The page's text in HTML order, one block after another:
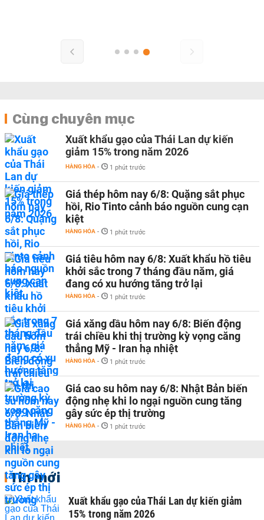
Cùng chuyên mục
Xuất khẩu gạo của Thái Lan dự kiến
giảm 15% trong năm 2026
HÀNG HÓA - 1 phút trước
Giá thép hôm nay 6/8: Quặng sắt phục
hồi, Rio Tinto cảnh báo nguồn cung cạn
kiệt
HÀNG HÓA - 1 phút trước
Giá tiêu hôm nay 6/8: Xuất khẩu hồ tiêu
khởi sắc trong 7 tháng đầu năm, giá
đang có xu hướng tăng trở lại
HÀNG HÓA - 1 phút trước
Giá xăng dầu hôm nay 6/8: Biến động
trái chiều khi thị trường kỳ vọng căng
thẳng Mỹ - Iran hạ nhiệt
HÀNG HÓA - 1 phút trước
Giá cao su hôm nay 6/8: Nhật Bản biến
động nhẹ khi lo ngại nguồn cung tăng
gây sức ép thị trường
HÀNG HÓA - 1 phút trước
Tin mới
Xuất khẩu gạo của Thái Lan dự kiến giảm
15% trong năm 2026